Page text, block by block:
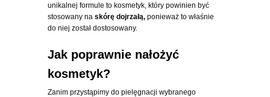
unikalnej formule to kosmetyk, który powinien być
stosowany na skórę dojrzałą, ponieważ to właśnie
do niej został dostosowany.
Jak poprawnie nałożyć
kosmetyk?
Zanim przystąpimy do pielęgnacji wybranego